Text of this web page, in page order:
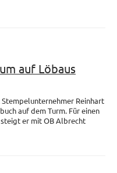
auf Löbaus
Reinhart
auf dem Turm. Für einen
er mit OB Albrecht